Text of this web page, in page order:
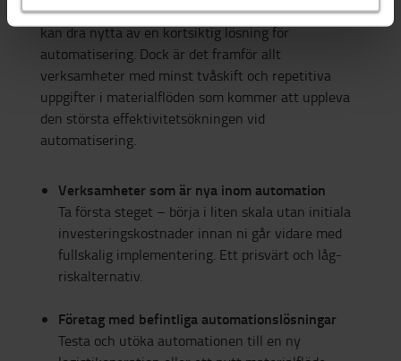
Vi ser flera typer av verksamheter och kunder som
kan dra nytta av en kortsiktig lösning för
automatisering. Dock är det framför allt
verksamheter med minst tvåskift och repetitiva
uppgifter i materialflöden som kommer att uppleva
den största effektivitetsökningen vid
automatisering.
Verksamheter som är nya inom automation
Ta första steget – börja i liten skala utan initiala
investeringskostnader innan ni går vidare med
fullskalig implementering. Ett prisvärt och låg-
riskalternativ.
Företag med befintliga automationslösningar
Testa och utöka automationen till en ny